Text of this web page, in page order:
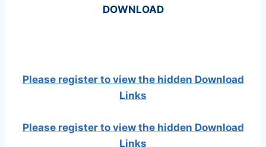
DOWNLOAD
Please register to view the hidden Download
Links
Please register to view the hidden Download
Links